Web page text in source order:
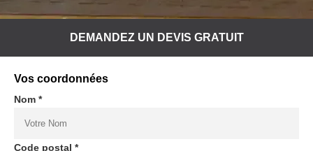
DEMANDEZ UN DEVIS GRATUIT
Vos coordonnées
Nom *
Code postal *